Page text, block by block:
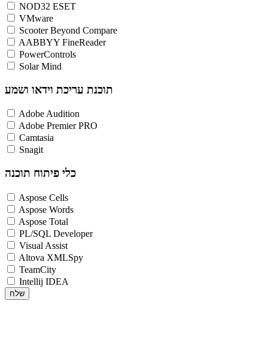
NOD32 ESET
VMware
Scooter Beyond Compare
AABBYY FineReader
PowerControls
Solar Mind
תוכנת עריכת וידאו ושמע
Adobe Audition
Adobe Premier PRO
Camtasia
Snagit
כלי פיתוח תוכנה
Aspose Cells
Aspose Words
Aspose Total
PL/SQL Developer
Visual Assist
Altova XMLSpy
TeamCity
Intellij IDEA